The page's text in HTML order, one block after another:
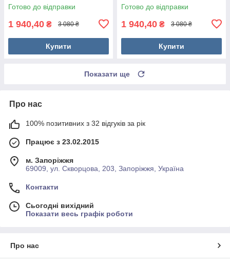
Готово до відправки
1 940,40 ₴ 3 080 ₴
Купити
Готово до відправки
1 940,40 ₴ 3 080 ₴
Купити
Показати ще
Про нас
100% позитивних з 32 відгуків за рік
Працює з 23.02.2015
м. Запоріжжя
69009, ул. Скворцова, 203, Запоріжжя, Україна
Контакти
Сьогодні вихідний
Показати весь графік роботи
Про нас